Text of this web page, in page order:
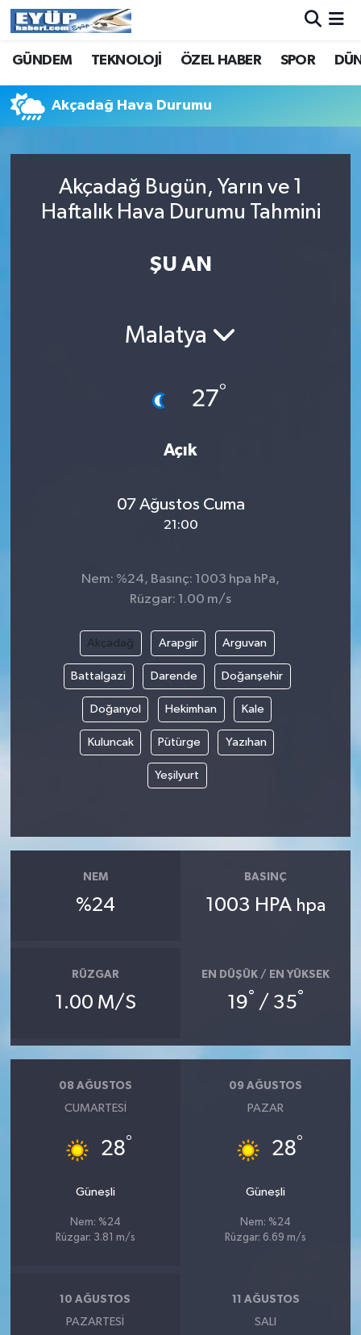
GÜNDEM TEKNOLOJİ ÖZEL HABER SPOR
Akçadağ Hava Durumu
Akçadağ Bugün, Yarın ve 1
Haftalık Hava Durumu Tahmini
ŞU AN
Malatya
27°
Açık
07 Ağustos Cuma
21:00
Nem: %24, Basınç: 1003 hpa hPa,
Rüzgar: 1.00 m/s
Akçadağ Arapgir Arguvan
Battalgazi Darende Doğanşehir
Doğanyol Hekimhan Kale
Kuluncak Pütürge Yazıhan
Yeşilyurt
NEM
%24
BASINÇ
1003 HPA hpa
RÜZGAR
1.00 M/S
EN DÜŞÜK / EN YÜKSEK
19° / 35°
08 AĞUSTOS
CUMARTESI
28°
Güneşli
Nem: %24
Rüzgar: 3.81 m/s
09 AĞUSTOS
PAZAR
28°
Güneşli
Nem: %24
Rüzgar: 6.69 m/s
10 AĞUSTOS
PAZARTESI
11 AĞUSTOS
SALI